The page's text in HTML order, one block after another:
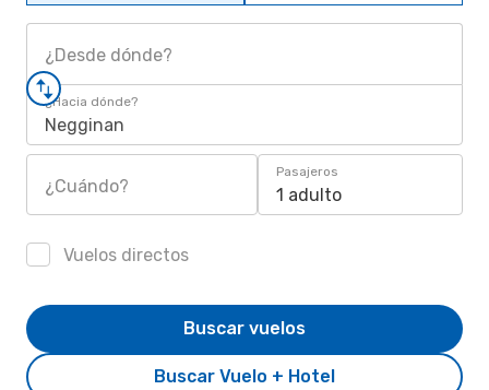
¿Desde dónde?
¿Hacia dónde?
Negginan
¿Cuándo?
Pasajeros
1 adulto
Vuelos directos
Buscar Vuelo + Hotel
Buscar vuelos